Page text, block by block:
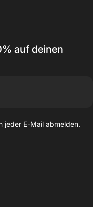
auf deinen
jeder E-Mail abmelden.